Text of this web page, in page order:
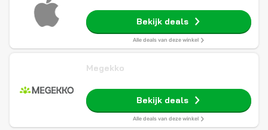
Bekijk deals
Alle deals van deze winkel
Megekko
Bekijk deals
Alle deals van deze winkel